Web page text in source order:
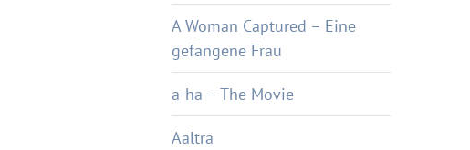
A Woman Captured – Eine
gefangene Frau
a-ha – The Movie
Aaltra